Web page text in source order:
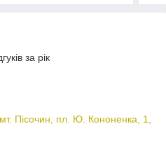
за рік
Пісочин, пл. Ю. Кононенка, 1,